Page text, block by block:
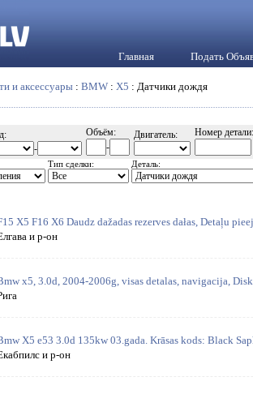
Главная Подать
и аксессуары : BMW : X5 : Датчики дождя
-
Объём:
-
Двигатель: Номер детали:
Тип сделки: Деталь:
X5 F16 X6 Daudz dažadas rezerves dałas, Detaļu
и р-он
x5, 3.0d, 2004-2006g, visas detalas, navigacija,
X5 e53 3.0d 135kw 03.gada. Krāsas kods: Black
и р-он